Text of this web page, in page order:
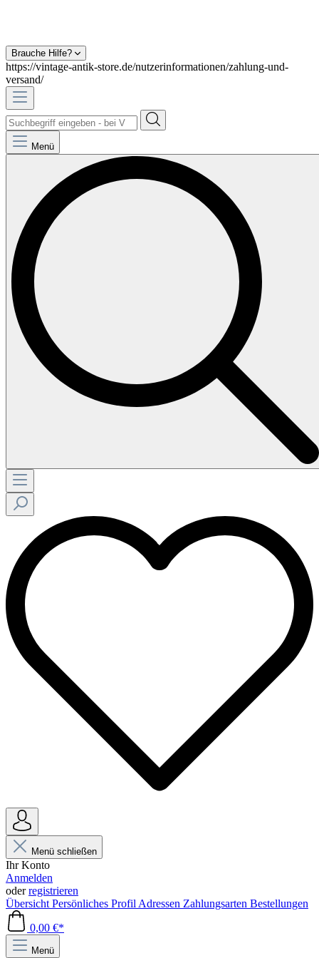
Brauche Hilfe?
https://vintage-antik-store.de/nutzerinformationen/zahlung-und-
versand/
Menü
Menü schließen
Ihr Konto
Anmelden
oderregistrieren
Übersicht Persönliches Profil Adressen Zahlungsarten Bestellungen
0,00 €*
Menü